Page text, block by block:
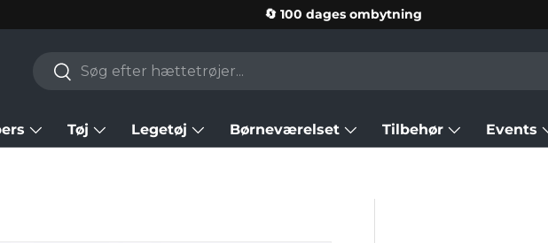
🔄 100 dages ombytning
Search
Search
Tøj Legetøj Børneværelset Tilbehør Events